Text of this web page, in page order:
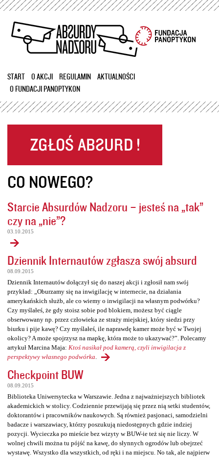
Przejdź
treści
START O AKCJI REGULAMIN
AKTUALNOŚCI
O FUNDACJI PANOPTYKON
CO NOWEGO?
Starcie Absurdów Nadzoru – jesteś na „tak”
czy na „nie”?
03.10.2015
Dziennik Internautów zgłasza swój absurd
08.09.2015
Dziennik Internautów dołączył się do naszej akcji i zgłosił nam swój
przykład: „Oburzamy się na inwigilację w internecie, na działania
amerykańskich służb, ale co wiemy o inwigilacji na własnym podwórku?
Czy myślałeś, że gdy stoisz sobie pod blokiem, możesz być ciągle
obserwowany np. przez człowieka ze straży miejskiej, który siedzi przy
biurku i pije kawę? Czy myślałeś, ile naprawdę kamer może być w Twojej
okolicy? A może spojrzysz na mapkę, która może to ukazywać?”. Polecamy
artykuł Marcina Maja: Ktoś nasikał pod kamerą, czyli inwigilacja z
perspektywy własnego podwórka
Checkpoint BUW
08.09.2015
Biblioteka Uniwersytecka w Warszawie. Jedna z najważniejszych bibliotek
akademickich w stolicy. Codziennie przewijają się przez nią setki studentów,
doktorantów i pracowników naukowych. Są również pasjonaci, samodzielni
badacze i warszawiacy, którzy poszukują niedostępnych gdzie indziej
pozycji. Wycieczka po mieście bez wizyty w BUW-ie też się nie liczy. W
wolnej chwili można tu pójść na kawę, do słynnych ogrodów lub obejrzeć
wystawę. Wszystko dla wszystkich, od ręki i na miejscu. No tak, ale najpierw